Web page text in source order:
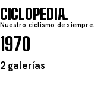
CICLOPEDIA
Nuestro ciclismo de siempre.
1970
2 galerías